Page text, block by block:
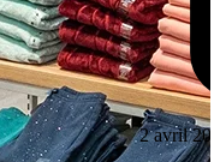
2 avril